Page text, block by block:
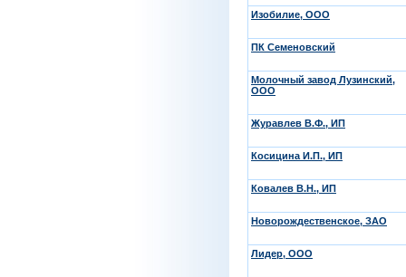
Изобилие, ООО
ПК Семеновский
Молочный завод Лузинский,
ООО
Журавлев В.Ф., ИП
Косицина И.П., ИП
Ковалев В.Н., ИП
Новорождественское, ЗАО
Лидер, ООО